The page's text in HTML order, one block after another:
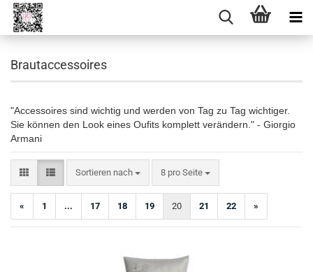
Brautaccessoires
"Accessoires sind wichtig und werden von Tag zu Tag wichtiger.
Sie können den Look eines Oufits komplett verändern." - Giorgio
Armani
Sortieren nach
Sortieren nach 8 pro Seite
pro Seite
« 1 ... 17 18 19 20 21 22 »